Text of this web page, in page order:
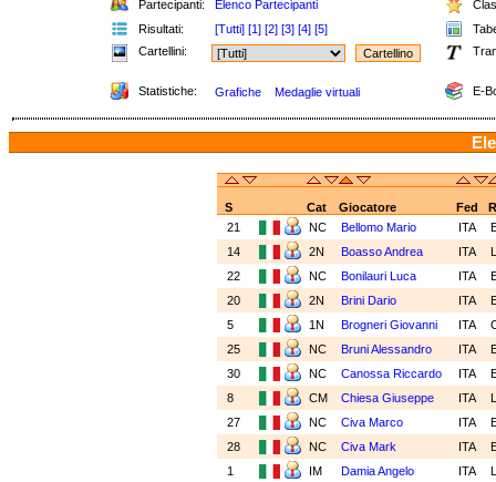
Partecipanti: Elenco Partecipanti
Risultati:
[Tutti] [1] [2] [3] [4] [5]
Cartellini:
Statistiche: Grafiche Medaglie virtuali E-
S Cat Giocatore Fed
21
NC Bellomo Mario ITA
14
2N Boasso Andrea ITA
22
NC Bonilauri Luca ITA
20
2N Brini Dario ITA
5
1N Brogneri Giovanni ITA
25
NC Bruni Alessandro ITA
30
NC Canossa Riccardo ITA
8
CM Chiesa Giuseppe ITA
27
NC Civa Marco ITA
28
NC Civa Mark ITA
1
IM Damia Angelo ITA